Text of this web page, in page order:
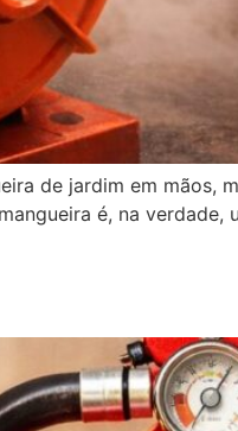
de jardim em mãos,
é, na verdade,